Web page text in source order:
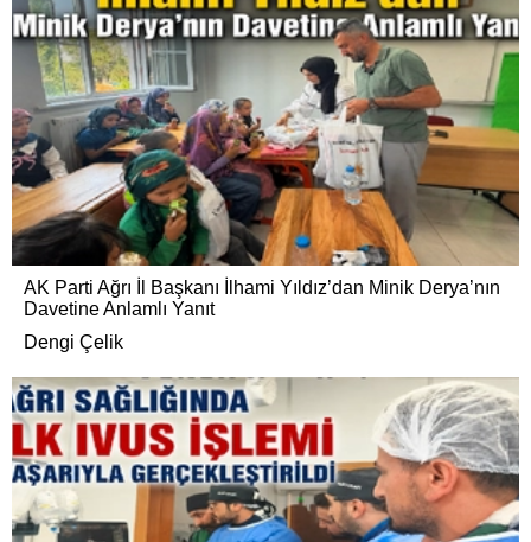
AK Parti Ağrı İl Başkanı İlhami Yıldız’dan Minik Derya’nın
Davetine Anlamlı Yanıt
Dengi Çelik